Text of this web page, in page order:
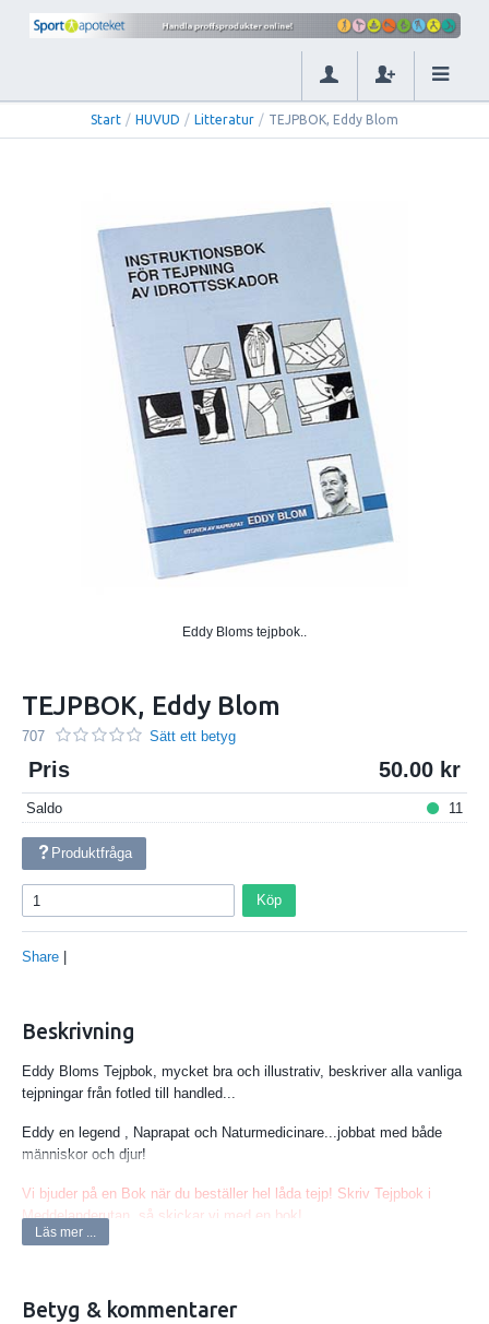
Start / HUVUD / Litteratur / TEJPBOK, Eddy Blom
Eddy Bloms tejpbok..
TEJPBOK, Eddy Blom
707 Sätt ett betyg
Pris 50.00
Saldo 11
Produktfråga
Köp
Share
Beskrivning
Eddy Bloms Tejpbok, mycket bra och illustrativ, beskriver alla vanliga
tejpningar från fotled till handled...
Eddy en legend , Naprapat och Naturmedicinare...jobbat med både
människor och djur!
Vi bjuder på en Bok när du beställer hel låda tejp! Skriv Tejpbok i
Meddelanderutan, så skickar vi med en bok!
Läs mer ...
Betyg & kommentarer